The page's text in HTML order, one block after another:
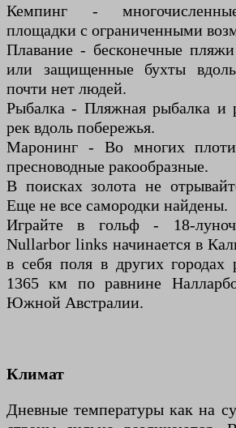
Кемпинг -
площадки с ограниченными
Плавание - бесконечные
или защищенные бухты
почти нет людей.
Рыбалка - Пляжная рыбалка и
рек вдоль побережья.
Маронинг - Во многих
пресноводные ракообразные.
В поисках золота не
Еще не все самородки найдены.
Играйте в гольф - 18-
Nullarbor links начинается в
в себя поля в других городах
1365 км по равнине
Южной Австралии.
Климат
Дневные температуры как на